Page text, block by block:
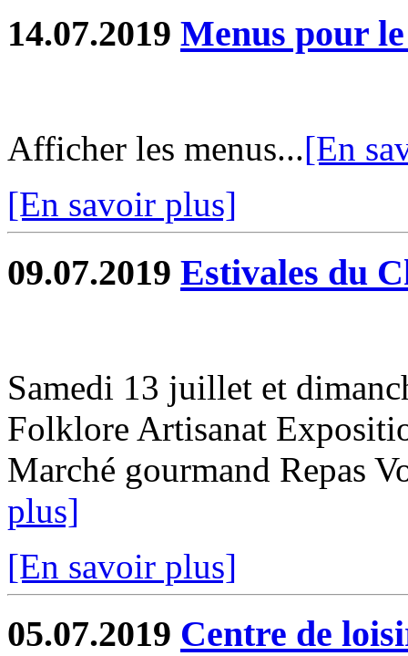
14.07.2019 Menus pour
Afficher les menus...[En
[En savoir plus]
09.07.2019 Estivales du
Samedi 13 juillet et
Folklore Artisanat
Marché gourmand Repas
plus]
[En savoir plus]
05.07.2019 Centre de